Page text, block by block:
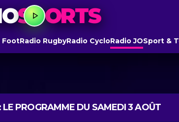
SPORTS
FootRadio RugbyRadio CycloRadio JOSport &
PROGRAMME DU SAMEDI 3 AOÛT